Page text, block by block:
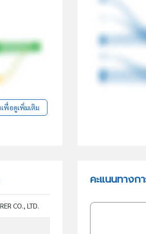
พื่อดูเพิ่มเติม
CO., LTD.
คะแนนทางก